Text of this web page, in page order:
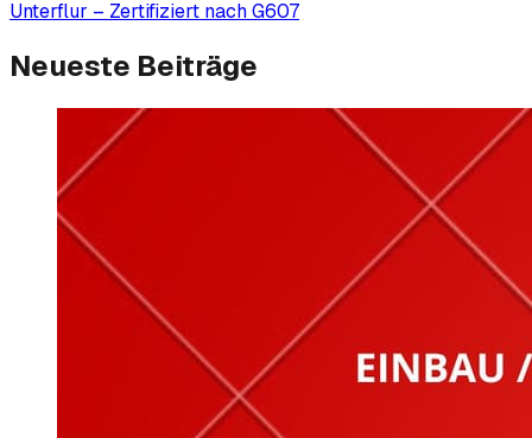
Unterflur – Zertifiziert nach G607
Neueste Beiträge